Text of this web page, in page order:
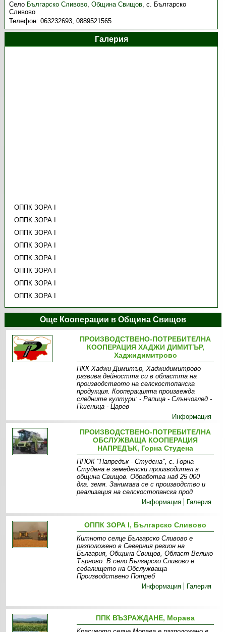
Село Българско Сливово,Община Свищов,с. Българско
Сливово
Телефон:063232693, 0889521565
Галерия
ОППК ЗОРА І
ОППК ЗОРА І
ОППК ЗОРА І
ОППК ЗОРА І
ОППК ЗОРА І
ОППК ЗОРА І
ОППК ЗОРА І
ОППК ЗОРА І
Още Кооперации в Община Свищов
ПРОИЗВОДСТВЕНО-ПОТРЕБИТЕЛНА
КООПЕРАЦИЯ ХАДЖИ ДИМИТЪР,
Хаджидимитрово
ПКК Хаджи Димитър, Хаджидимитрово
развива дейността си в областта на
производството на селскостопанска
продукция. Кооперацията произвежда
следните култури: - Рапица - Слънчоглед -
Пшеница - Царев
Информация
ПРОИЗВОДСТВЕНО-ПОТРЕБИТЕЛНА
ОБСЛУЖВАЩА КООПЕРАЦИЯ
НАПРЕДЪК, Горна Студена
ППОК "Напредък - Студена", с. Горна
Студена е земеделски производител в
община Свищов. Обработва над 25 000
дка. земя. Занимава се с производство и
реализация на селскостопанска прод
Информация
Галерия
ОППК ЗОРА І, Българско Сливово
Китното селце Българско Сливово е
разположено в Северния регион на
България, Община Свищов, Област Велико
Търново. В село Българско Сливово е
седалището на Обслужваща
Производствено Потреб
Информация
Галерия
ППК ВЪЗРАЖДАНЕ, Морава